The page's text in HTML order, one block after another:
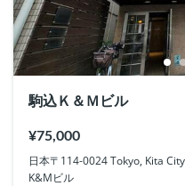
駒込Ｋ＆Ｍビル
¥75,000
日本〒114-0024 Tokyo, Kita
K&Mビル